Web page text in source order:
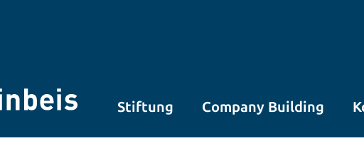
Stiftung Company Building